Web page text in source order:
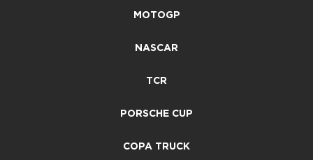
MOTOGP
NASCAR
TCR
PORSCHE CUP
COPA TRUCK